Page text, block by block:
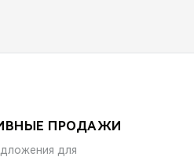
ПРОДАЖИ
для